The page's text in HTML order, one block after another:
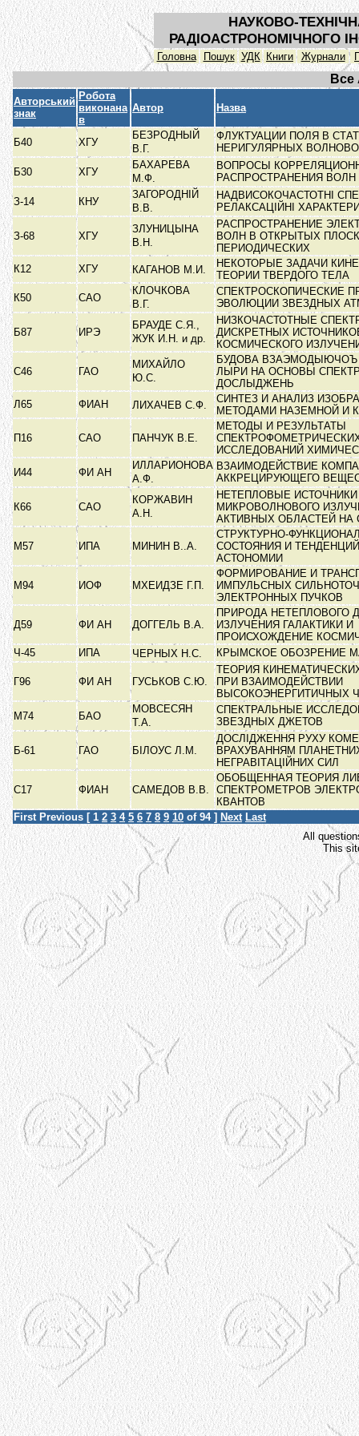
НАУКОВО-
РАДІОАСТРОНОМІЧНОГО
Головна Пошук УДК Книги Журнали
Все
Авторський
знак
Робота
виконана
в
Автор Назва
Б40 ХГУ
БЕЗРОДНЫЙ
В.Г.
ФЛУКТУАЦИИ ПОЛЯ В
НЕРИГУЛЯРНЫХ
Б30
ХГУ
БАХАРЕВА
М.Ф.
ВОПРОСЫ
РАСПРОСТРАНЕНИЯ
З-14
КНУ
ЗАГОРОДНІЙ
В.В.
НАДВИСОКОЧАСТОТНІ
РЕЛАКСАЦІЙНІ
З-68 ХГУ
ЗЛУНИЦЫНА
В.Н.
РАСПРОСТРАНЕНИЕ
ВОЛН В ОТКРЫТЫХ
ПЕРИОДИЧЕСКИХ
К12
ХГУ КАГАНОВ М.И.
НЕКОТОРЫЕ ЗАДАЧИ
ТЕОРИИ ТВЕРДОГО ТЕЛА
К50
САО
КЛОЧКОВА
В.Г.
СПЕКТРОСКОПИЧЕСКИЕ
ЭВОЛЮЦИИ ЗВЕЗДНЫХ
Б87 ИРЭ
БРАУДЕ С.Я.,
ЖУК И.Н. и др.
НИЗКОЧАСТОТНЫЕ
ДИСКРЕТНЫХ
КОСМИЧЕСКОГО
С46 ГАО
МИХАЙЛО
Ю.С.
БУДОВА ВЗАЭМОДЫЮЧОЪ
ЛЫРИ НА ОСНОВЫ
ДОСЛЫДЖЕНЬ
Л65
ФИАН ЛИХАЧЕВ С.Ф.
СИНТЕЗ И АНАЛИЗ
МЕТОДАМИ НАЗЕМНОЙ И
П16 САО ПАНЧУК В.Е.
МЕТОДЫ И РЕЗУЛЬТАТЫ
ИССЛЕДОВАНИЙ
И44
ФИ АН
ИЛЛАРИОНОВА
А.Ф.
ВЗАИМОДЕЙСТВИЕ
АККРЕЦИРУЮЩЕГО
К66 САО
КОРЖАВИН
А.Н.
НЕТЕПЛОВЫЕ ИСТОЧНИКИ
МИКРОВОЛНОВОГО
АКТИВНЫХ ОБЛАСТЕЙ
М57 ИПА МИНИН В..А.
СТРУКТУРНО-
СОСТОЯНИЯ И
АСТОНОМИИ
М94 ИОФ МХЕИДЗЕ Г.П.
ФОРМИРОВАНИЕ И
ИМПУЛЬСНЫХ
ЭЛЕКТРОННЫХ ПУЧКОВ
Д59 ФИ АН ДОГГЕЛЬ В.А.
ПРИРОДА НЕТЕПЛОВОГО
ИЗЛУЧЕНИЯ ГАЛАКТИКИ И
ПРОИСХОЖДЕНИЕ
Ч-45
ИПА ЧЕРНЫХ Н.С. КРЫМСКОЕ ОБОЗРЕНИЕ
Г96 ФИ АН ГУСЬКОВ С.Ю.
ТЕОРИЯ
ПРИ ВЗАИМОДЕЙСТВИИ
ВЫСОКОЭНЕРГИТИЧНЫХ
М74
БАО
МОВСЕСЯН
Т.А.
СПЕКТРАЛЬНЫЕ
ЗВЕЗДНЫХ ДЖЕТОВ
Б-61 ГАО БІЛОУС Л.М.
ДОСЛІДЖЕННЯ РУХУ
ВРАХУВАННЯМ ПЛАНЕТНИХ
НЕГРАВІТАЦІЙНИХ СИЛ
С17 ФИАН САМЕДОВ В.В.
ОБОБЩЕННАЯ ТЕОРИЯ
СПЕКТРОМЕТРОВ
КВАНТОВ
First Previous [ 1 2 3 4 5 6 7 8 9 10 of 94 ] Next Last
All
This